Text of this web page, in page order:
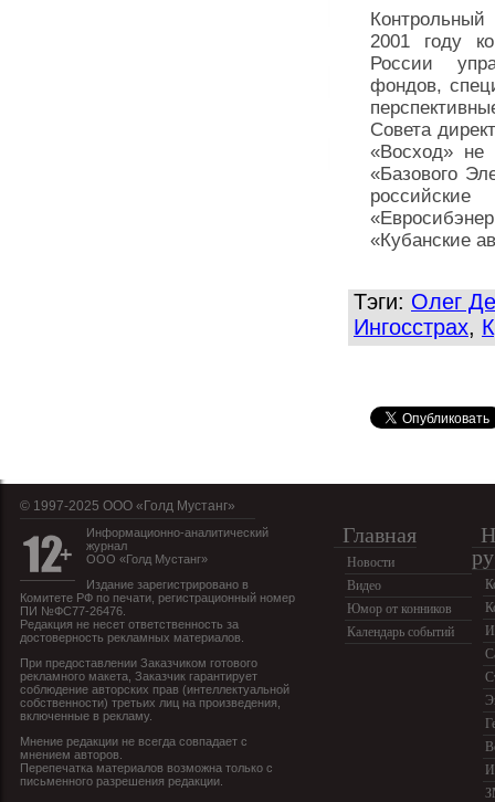
Контрольный
2001 году
России
фондов,
Совета
«Восход» не
«Базового
«Кубанские
Тэги: Олег
Ингосстрах,
© 1997-2025 OOO «Голд Мустанг»
Информационно-аналитический
журнал
ООО «Голд Мустанг»
Издание зарегистрировано в
Комитете РФ по печати, регистрационный номер
ПИ №ФС77-26476.
Редакция не несет ответственность за
достоверность рекламных материалов.
При предоставлении Заказчиком готового
рекламного макета, Заказчик гарантирует
соблюдение авторских прав (интеллектуальной
собственности) третьих лиц на произведения,
включенные в рекламу.
Мнение редакции не всегда совпадает с
мнением авторов.
Перепечатка материалов возможна только с
письменного разрешения редакции.
Главная
Новости
Видео
Юмор от конников
Календарь событий